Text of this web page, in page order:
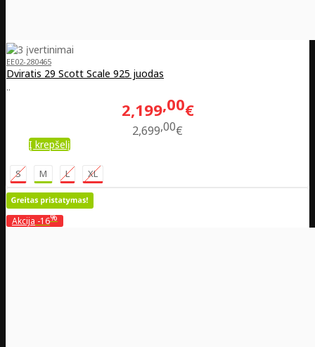
EE02-280465
Dviratis 29 Scott Scale 925 juodas
..
2,199 00€
2,699 00€
Į krepšelį
S M L XL
Akcija -16%